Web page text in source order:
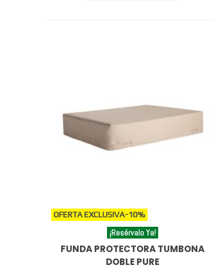
OFERTA EXCLUSIVA-10%
¡Resérvalo Ya!
FUNDA PROTECTORA TUMBONA
DOBLE PURE